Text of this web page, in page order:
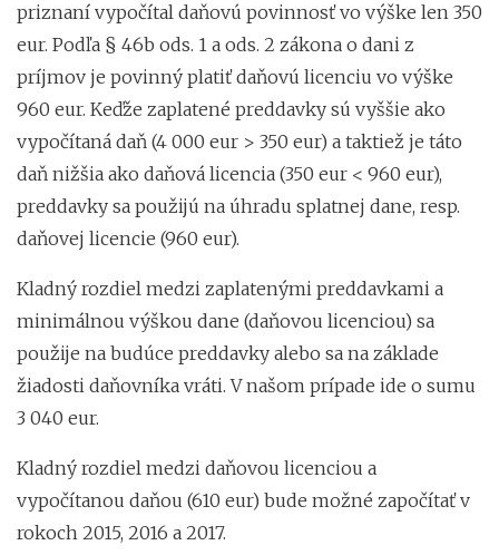
priznaní vypočítal daňovú povinnosť vo výške len 350
eur. Podľa § 46b ods. 1 a ods. 2 zákona o dani z
príjmov je povinný platiť daňovú licenciu vo výške
960 eur. Keďže zaplatené preddavky sú vyššie ako
vypočítaná daň (4 000 eur > 350 eur) a taktiež je táto
daň nižšia ako daňová licencia (350 eur < 960 eur),
preddavky sa použijú na úhradu splatnej dane, resp.
daňovej licencie (960 eur).
Kladný rozdiel medzi zaplatenými preddavkami a
minimálnou výškou dane (daňovou licenciou) sa
použije na budúce preddavky alebo sa na základe
žiadosti daňovníka vráti. V našom prípade ide o sumu
3 040 eur.
Kladný rozdiel medzi daňovou licenciou a
vypočítanou daňou (610 eur) bude možné započítať v
rokoch 2015, 2016 a 2017.